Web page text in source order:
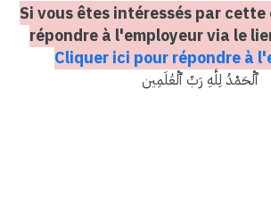
Si vous êtes intéressés par
répondre à l'employeur via le
Cliquer ici pour répondre à
ٱلْحَمْدُ لِلَّهِ رَبِّ ٱلْعَٰلَمِين